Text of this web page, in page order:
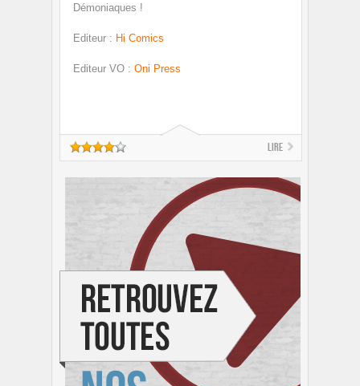
Démoniaques !
Editeur : Hi Comics
Editeur VO : Oni Press
Lire